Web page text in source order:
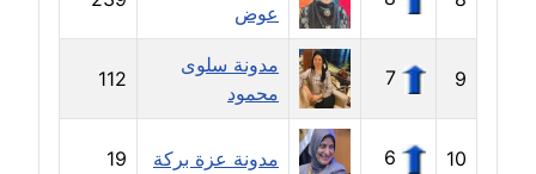
مدونة ايمن موسي
عاملة
مدونة إيناس عراقي
عاملة
عوض
9
7
مدونة سلوى
محمود
112
10
6 مدونة عزة بركة 19